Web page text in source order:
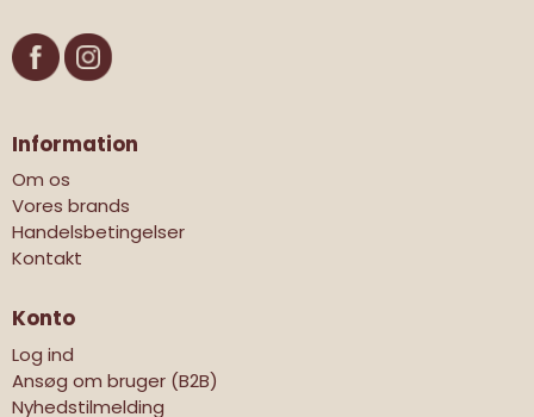
Information
Om os
Vores brands
Handelsbetingelser
Kontakt
Konto
Log ind
Ansøg om bruger (B2B)
Nyhedstilmelding